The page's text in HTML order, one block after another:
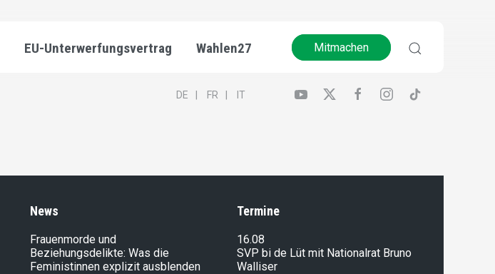
EU-Unterwerfungsvertrag Wahlen27 Mitmachen
DE FR IT
News
Frauenmorde und
Beziehungsdelikte: Was die
Feministinnen explizit ausblenden
Termine
16.08
SVP bi de Lüt mit Nationalrat Bruno
Walliser